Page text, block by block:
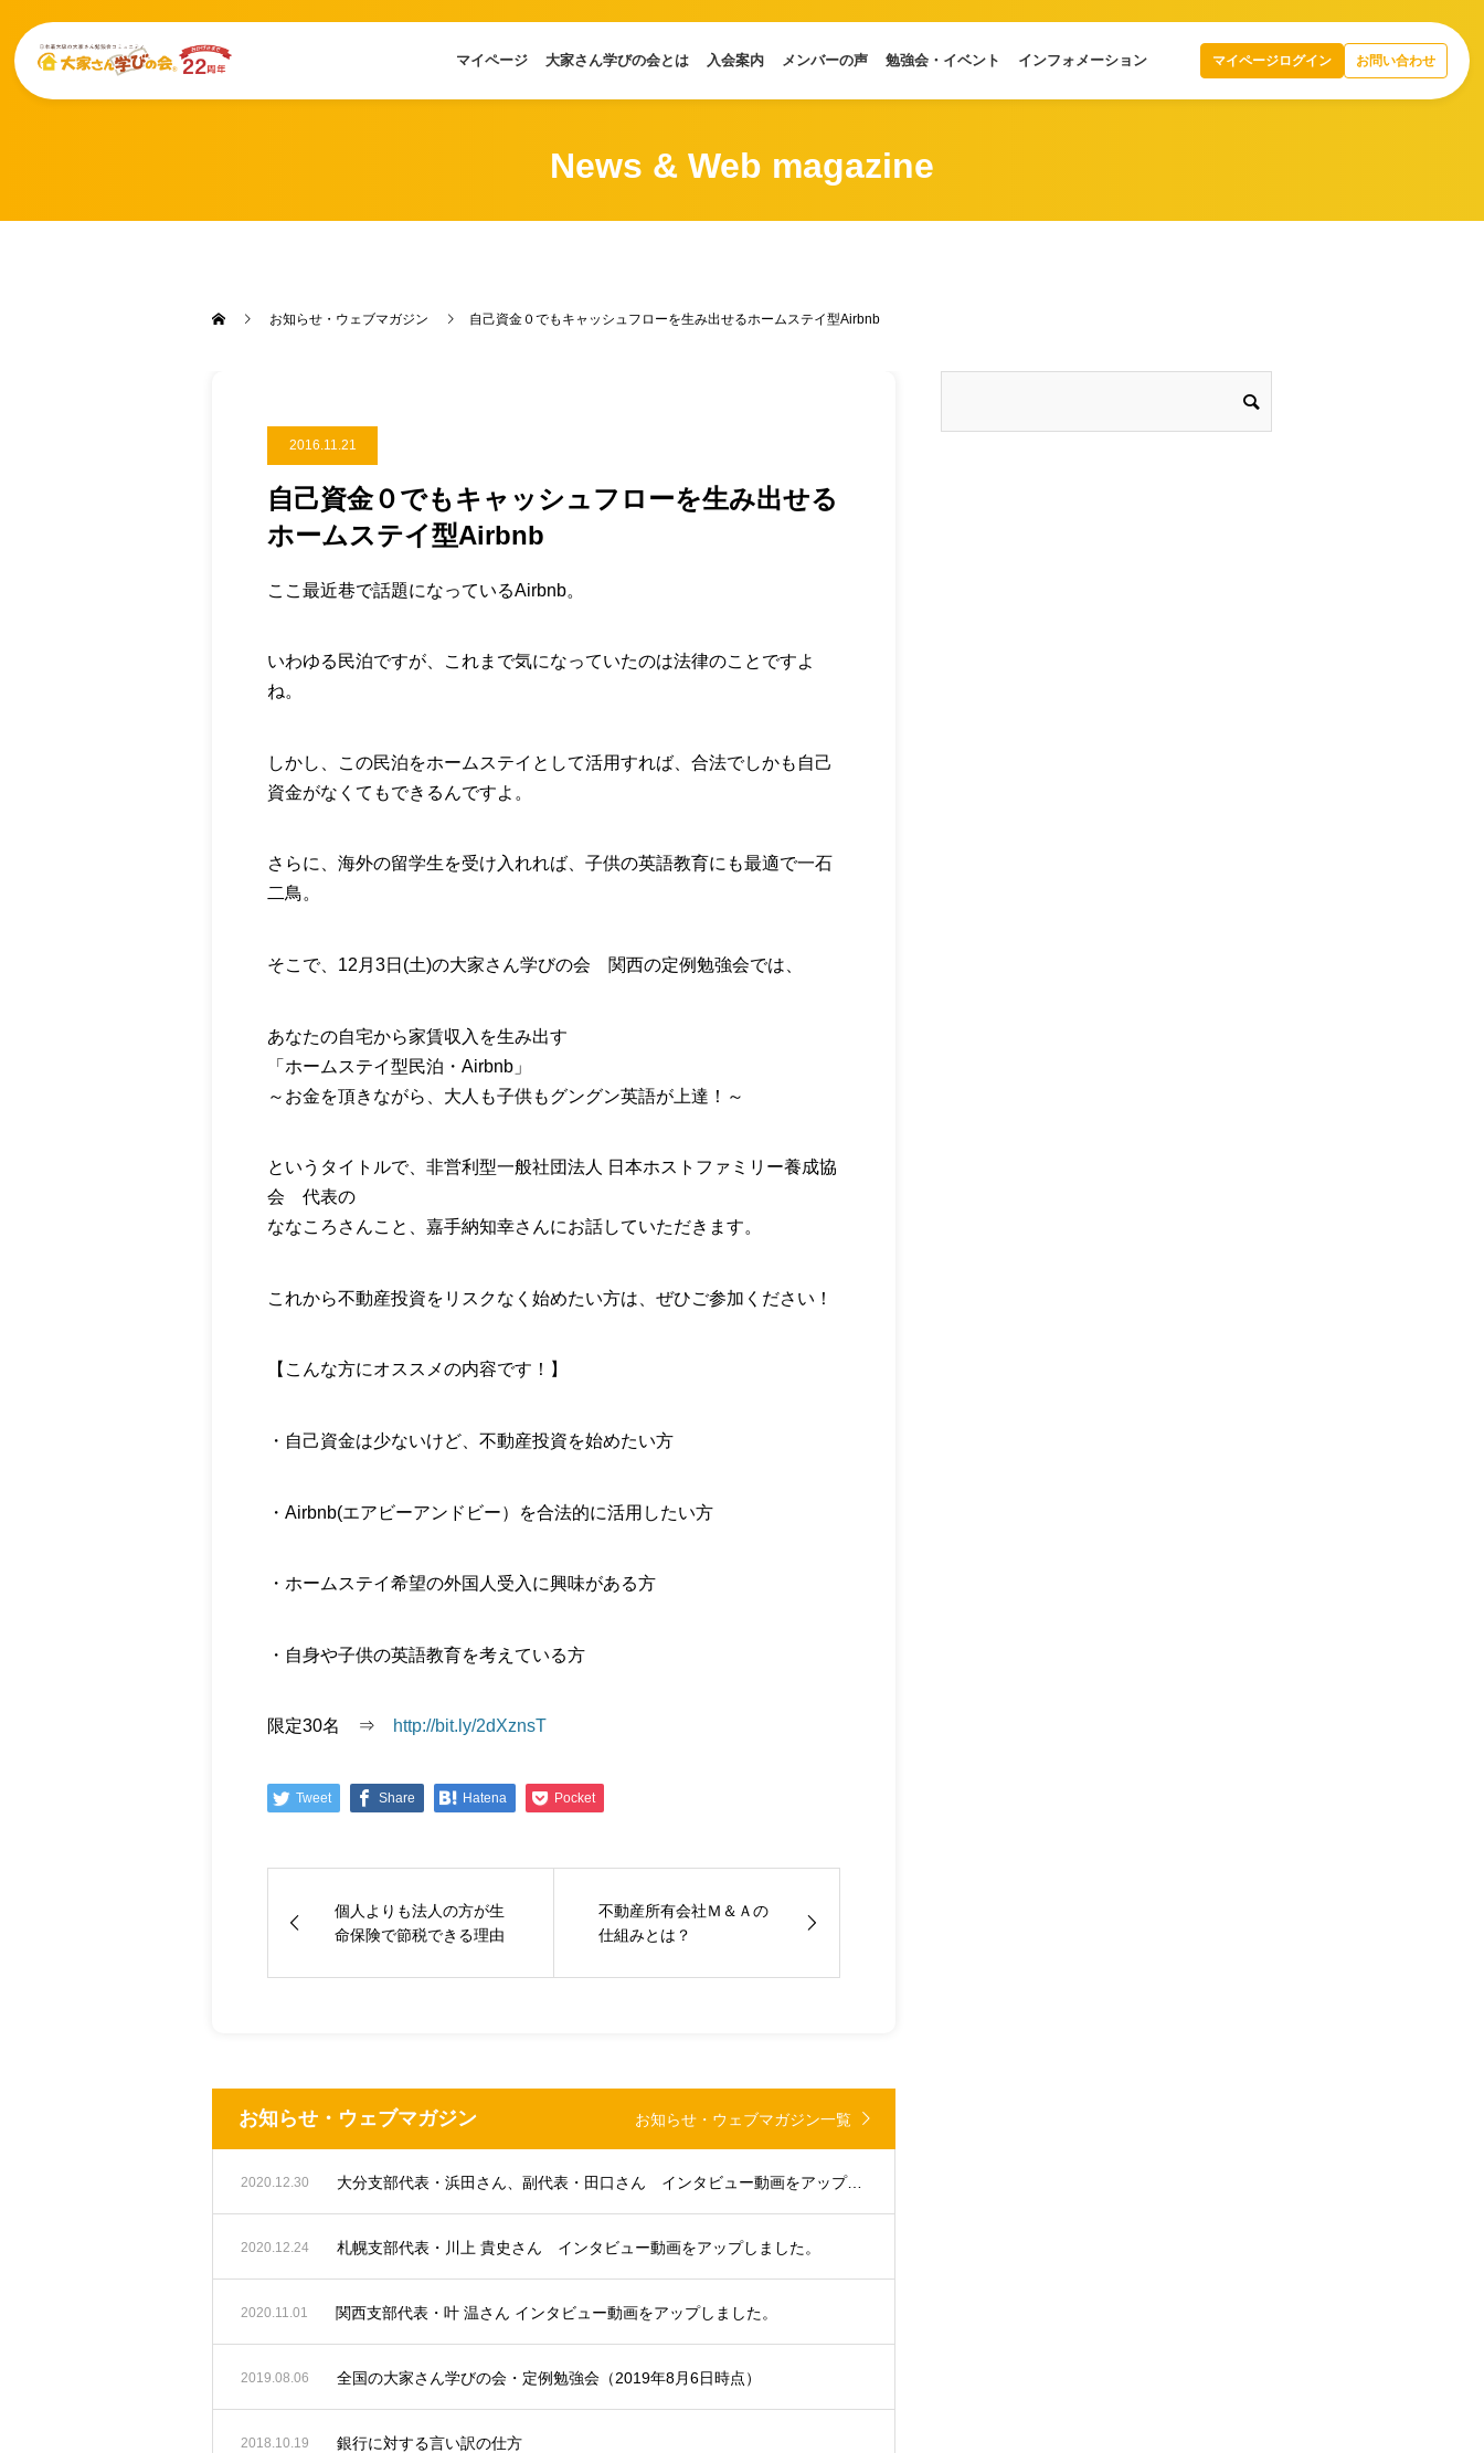
マイページ 大家さん学びの会とは 入会案内 メンバーの声 勉強会・イベント インフォメーション マイページログイン お問い合わせ
News & Web magazine
お知らせ・ウェブマガジン 自己資金０でもキャッシュフローを生み出せるホームステイ型Airbnb
2016.11.21
自己資金０でもキャッシュフローを生み出せる
ホームステイ型Airbnb
ここ最近巷で話題になっているAirbnb。
いわゆる民泊ですが、これまで気になっていたのは法律のことですよ
ね。
しかし、この民泊をホームステイとして活用すれば、合法でしかも自己
資金がなくてもできるんですよ。
さらに、海外の留学生を受け入れれば、子供の英語教育にも最適で一石
二鳥。
そこで、12月3日(土)の大家さん学びの会 関西の定例勉強会では、
あなたの自宅から家賃収入を生み出す
「ホームステイ型民泊・Airbnb」
～お金を頂きながら、大人も子供もグングン英語が上達！～
というタイトルで、非営利型一般社団法人 日本ホストファミリー養成協
会 代表の
ななころさんこと、嘉手納知幸さんにお話していただきます。
これから不動産投資をリスクなく始めたい方は、ぜひご参加ください！
【こんな方にオススメの内容です！】
・自己資金は少ないけど、不動産投資を始めたい方
・Airbnb(エアビーアンドビー）を合法的に活用したい方
・ホームステイ希望の外国人受入に興味がある方
・自身や子供の英語教育を考えている方
限定30名 ⇒ http://bit.ly/2dXznsT
Tweet Share Hatena Pocket
個人よりも法人の方が生
命保険で節税できる理由
不動産所有会社Ｍ＆Ａの
仕組みとは？
お知らせ・ウェブマガジン お知らせ・ウェブマガジン一覧
2020.12.30 大分支部代表・浜田さん、副代表・田口さん インタビュー動画をアップしました。
2020.12.24 札幌支部代表・川上 貴史さん インタビュー動画をアップしました。
2020.11.01 関西支部代表・叶 温さん インタビュー動画をアップしました。
2019.08.06 全国の大家さん学びの会・定例勉強会（2019年8月6日時点）
2018.10.19 銀行に対する言い訳の仕方